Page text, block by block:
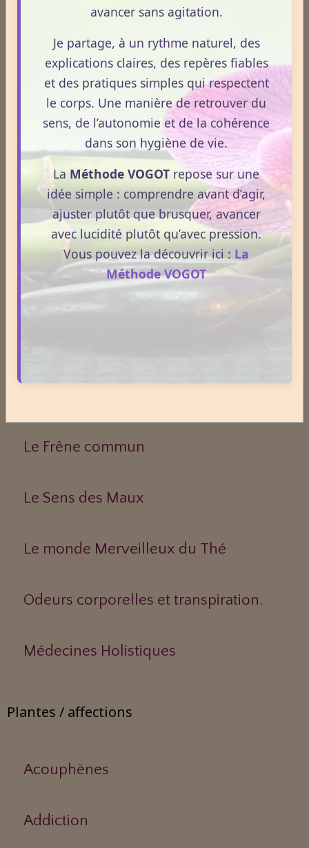
Emplacement disponible
Cliquez ici pour consulter les
tarifs.
Dossiers
Le Frêne commun
Le Sens des Maux
Le monde Merveilleux du Thé
Odeurs corporelles et transpiration.
Médecines Holistiques
Plantes / affections
Acouphènes
Addiction
avancer sans agitation.
Je partage, à un rythme naturel, des
explications claires, des repères fiables
et des pratiques simples qui respectent
le corps. Une manière de retrouver du
sens, de l’autonomie et de la cohérence
dans son hygiène de vie.
La Méthode VOGOT repose sur une
idée simple : comprendre avant d’agir,
ajuster plutôt que brusquer, avancer
avec lucidité plutôt qu’avec pression.
Vous pouvez la découvrir ici : La
Méthode VOGOT